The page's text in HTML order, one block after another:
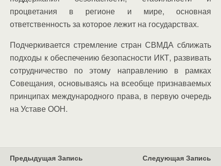
процветания в регионе и мире, основная
ответственность за которое лежит на государствах.
Подчеркивается стремление стран СВМДА сближать
подходы к обеспечению безопасности ИКТ, развивать
сотрудничество по этому направлению в рамках
Совещания, основываясь на всеобще признаваемых
принципах международного права, в первую очередь
на Уставе ООН.
Предыдущая Запись Следующая Запись